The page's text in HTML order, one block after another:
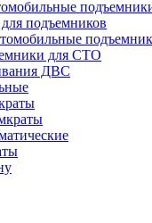
подъемников
для СТО
ДВС